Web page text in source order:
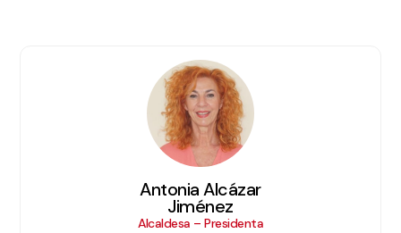
Antonia Alcázar
Jiménez
Alcaldesa – Presidenta